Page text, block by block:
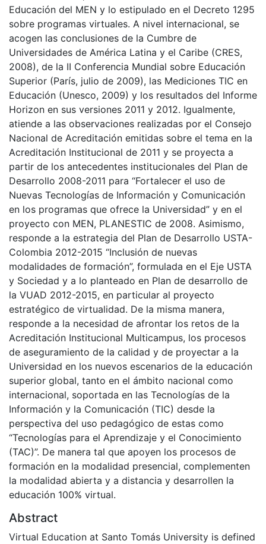
Educación del MEN y lo estipulado en el Decreto 1295
sobre programas virtuales. A nivel internacional, se
acogen las conclusiones de la Cumbre de
Universidades de América Latina y el Caribe (CRES,
2008), de la II Conferencia Mundial sobre Educación
Superior (París, julio de 2009), las Mediciones TIC en
Educación (Unesco, 2009) y los resultados del Informe
Horizon en sus versiones 2011 y 2012. Igualmente,
atiende a las observaciones realizadas por el Consejo
Nacional de Acreditación emitidas sobre el tema en la
Acreditación Institucional de 2011 y se proyecta a
partir de los antecedentes institucionales del Plan de
Desarrollo 2008-2011 para “Fortalecer el uso de
Nuevas Tecnologías de Información y Comunicación
en los programas que ofrece la Universidad” y en el
proyecto con MEN, PLANESTIC de 2008. Asimismo,
responde a la estrategia del Plan de Desarrollo USTA-
Colombia 2012-2015 “Inclusión de nuevas
modalidades de formación”, formulada en el Eje USTA
y Sociedad y a lo planteado en Plan de desarrollo de
la VUAD 2012-2015, en particular al proyecto
estratégico de virtualidad. De la misma manera,
responde a la necesidad de afrontar los retos de la
Acreditación Institucional Multicampus, los procesos
de aseguramiento de la calidad y de proyectar a la
Universidad en los nuevos escenarios de la educación
superior global, tanto en el ámbito nacional como
internacional, soportada en las Tecnologías de la
Información y la Comunicación (TIC) desde la
perspectiva del uso pedagógico de estas como
“Tecnologías para el Aprendizaje y el Conocimiento
(TAC)”. De manera tal que apoyen los procesos de
formación en la modalidad presencial, complementen
la modalidad abierta y a distancia y desarrollen la
educación 100% virtual.
Abstract
Virtual Education at Santo Tomás University is defined